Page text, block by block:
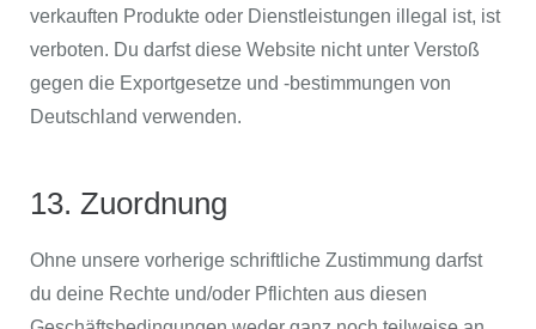
verkauften Produkte oder Dienstleistungen illegal ist, ist
verboten. Du darfst diese Website nicht unter Verstoß
gegen die Exportgesetze und -bestimmungen von
Deutschland verwenden.
13. Zuordnung
Ohne unsere vorherige schriftliche Zustimmung darfst
du deine Rechte und/oder Pflichten aus diesen